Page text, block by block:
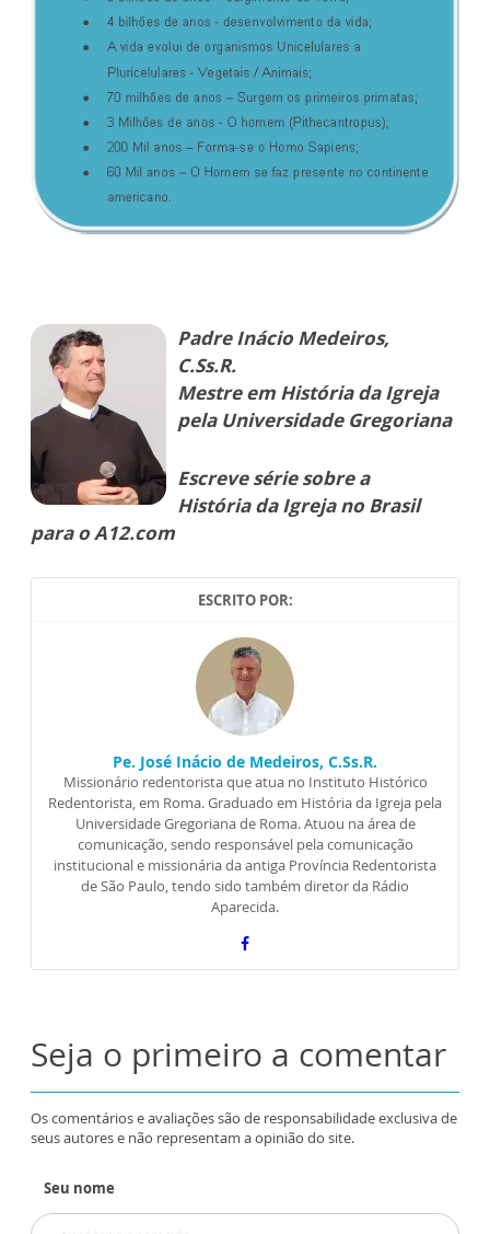
Padre Inácio Medeiros,
C.Ss.R.
Mestre em História da Igreja
pela Universidade Gregoriana
Escreve série sobre a
História da Igreja no Brasil
para o A12.com
ESCRITO POR:
Pe. José Inácio de Medeiros, C.Ss.R.
Missionário redentorista que atua no Instituto Histórico
Redentorista, em Roma. Graduado em História da Igreja pela
Universidade Gregoriana de Roma. Atuou na área de
comunicação, sendo responsável pela comunicação
institucional e missionária da antiga Província Redentorista
de São Paulo, tendo sido também diretor da Rádio
Aparecida.
Seja o primeiro a comentar
Os comentários e avaliações são de responsabilidade exclusiva de
seus autores e não representam a opinião do site.
Seu nome